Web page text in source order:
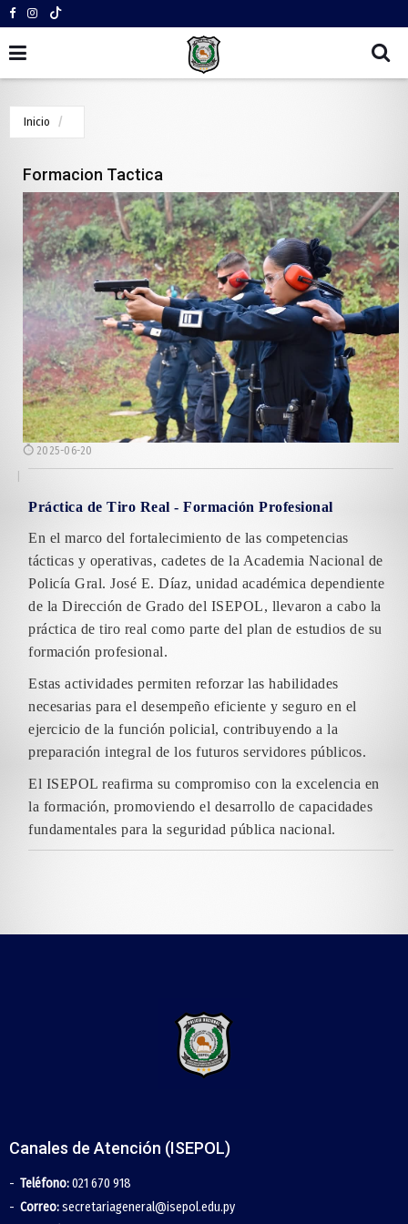
Inicio
Formacion Tactica
2025-06-20
Práctica de Tiro Real - Formación Profesional
En el marco del fortalecimiento de las competencias
tácticas y operativas, cadetes de la Academia Nacional de
Policía Gral. José E. Díaz, unidad académica dependiente
de la Dirección de Grado del ISEPOL, llevaron a cabo la
práctica de tiro real como parte del plan de estudios de su
formación profesional.
Estas actividades permiten reforzar las habilidades
necesarias para el desempeño eficiente y seguro en el
ejercicio de la función policial, contribuyendo a la
preparación integral de los futuros servidores públicos.
El ISEPOL reafirma su compromiso con la excelencia en
la formación, promoviendo el desarrollo de capacidades
fundamentales para la seguridad pública nacional.
Canales de Atención (ISEPOL)
Teléfono:021 670 918
Correo:secretariageneral@isepol.edu.py